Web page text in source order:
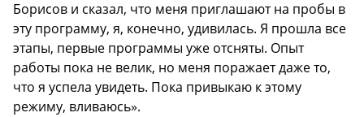
Борисов и сказал, что меня приглашают на пробы в
эту программу, я, конечно, удивилась. Я прошла все
этапы, первые программы уже отсняты. Опыт
работы пока не велик, но меня поражает даже то,
что я успела увидеть. Пока привыкаю к этому
режиму, вливаюсь».